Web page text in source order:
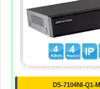
DS-7104NI-Q1-